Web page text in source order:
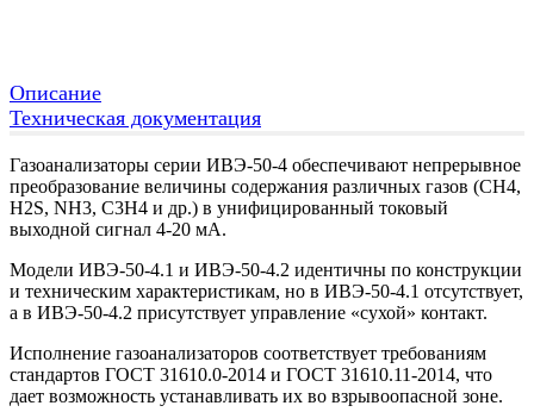
Описание
Техническая документация
Газоанализаторы серии ИВЭ-50-4 обеспечивают непрерывное
преобразование величины содержания различных газов (CH4,
H2S, NH3, C3H4 и др.) в унифицированный токовый
выходной сигнал 4-20 мА.
Модели ИВЭ-50-4.1 и ИВЭ-50-4.2 идентичны по конструкции
и техническим характеристикам, но в ИВЭ-50-4.1 отсутствует,
а в ИВЭ-50-4.2 присутствует управление «сухой» контакт.
Исполнение газоанализаторов соответствует требованиям
стандартов ГОСТ 31610.0-2014 и ГОСТ 31610.11-2014, что
дает возможность устанавливать их во взрывоопасной зоне.